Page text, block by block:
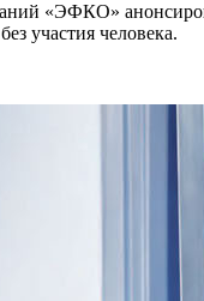
«ЭФКО»
участия человека.